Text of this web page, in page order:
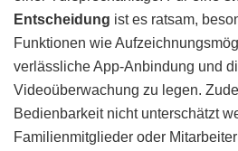
Entscheidung ist es ratsam,
Funktionen wie
verlässliche App-Anbindung und
Videoüberwachung zu legen.
Bedienbarkeit nicht unterschätzt
Familienmitglieder oder